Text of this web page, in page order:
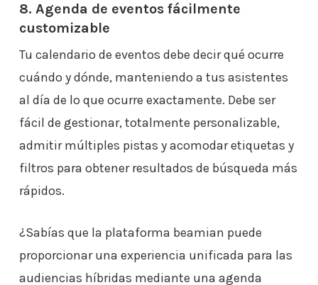
8. Agenda de eventos fácilmente
customizable
Tu calendario de eventos debe decir qué ocurre
cuándo y dónde, manteniendo a tus asistentes
al día de lo que ocurre exactamente. Debe ser
fácil de gestionar, totalmente personalizable,
admitir múltiples pistas y acomodar etiquetas y
filtros para obtener resultados de búsqueda más
rápidos.
¿Sabías que la plataforma beamian puede
proporcionar una experiencia unificada para las
audiencias híbridas mediante una agenda